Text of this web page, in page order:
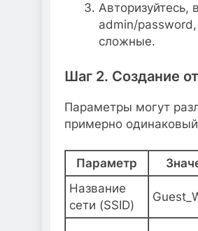
admin/
сложные.
Шаг 2. Создание
Параметры могут
примерно
Параметр
Название
сети (SSID)